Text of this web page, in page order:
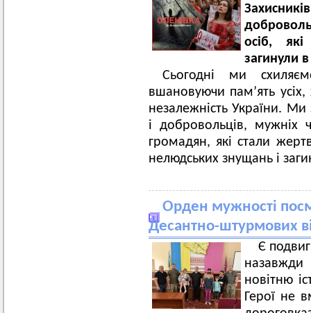
осіб,
загинули
Сьогодні ми
вшановуючи пам’ять
незалежність України.
і добровольців, мужніх
громадян, які стали
нелюдських знущань і
Орден мужності
Десантно-штурмових
Є
новітню
Герої не